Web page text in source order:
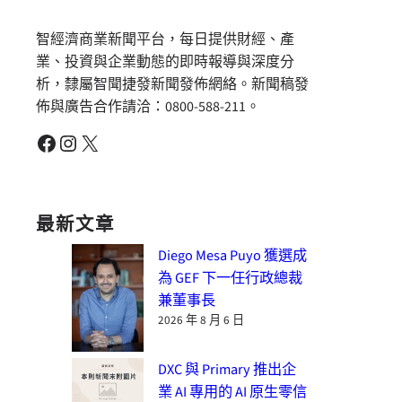
智經濟商業新聞平台，每日提供財經、產
業、投資與企業動態的即時報導與深度分
析，隸屬智聞捷發新聞發佈網絡。新聞稿發
佈與廣告合作請洽：0800-588-211。
Facebook Instagram X
最新文章
Diego Mesa Puyo 獲選成
為 GEF 下一任行政總裁
兼董事長
2026 年 8 月 6 日
DXC 與 Primary 推出企
業 AI 專用的 AI 原生零信